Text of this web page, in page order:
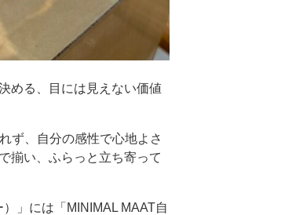
める、目には見えない価値
ず、自分の感性で心地よさ
揃い、ふらっと立ち寄って
」には「MINIMAL MAAT自